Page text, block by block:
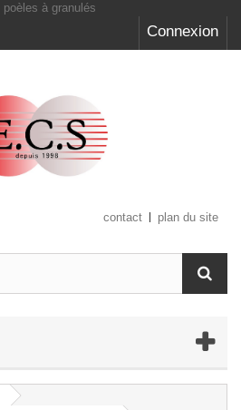
Connexion
contact plan du site